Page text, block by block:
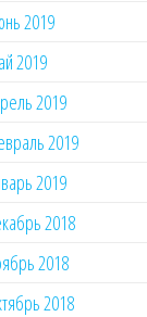
2019
2019
2019
2019
2019
2018
2018
2018